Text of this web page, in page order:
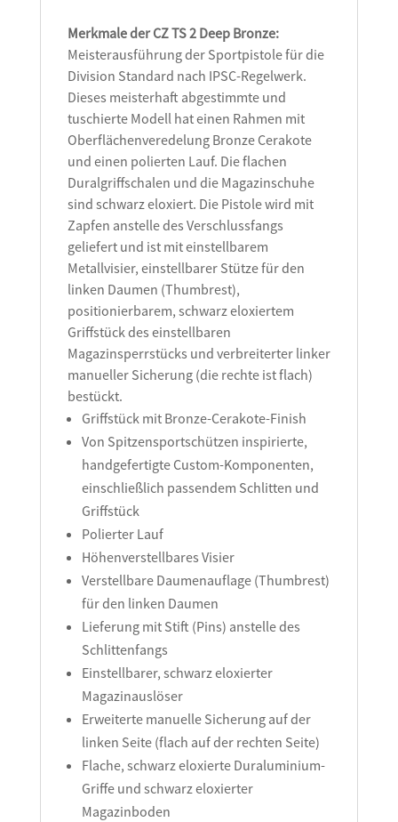
Merkmale der CZ TS 2 Deep Bronze:
Meisterausführung der Sportpistole für die
Division Standard nach IPSC-Regelwerk.
Dieses meisterhaft abgestimmte und
tuschierte Modell hat einen Rahmen mit
Oberflächenveredelung Bronze Cerakote
und einen polierten Lauf. Die flachen
Duralgriffschalen und die Magazinschuhe
sind schwarz eloxiert. Die Pistole wird mit
Zapfen anstelle des Verschlussfangs
geliefert und ist mit einstellbarem
Metallvisier, einstellbarer Stütze für den
linken Daumen (Thumbrest),
positionierbarem, schwarz eloxiertem
Griffstück des einstellbaren
Magazinsperrstücks und verbreiterter linker
manueller Sicherung (die rechte ist flach)
bestückt.
Griffstück mit Bronze-Cerakote-Finish
Von Spitzensportschützen inspirierte,
handgefertigte Custom-Komponenten,
einschließlich passendem Schlitten und
Griffstück
Polierter Lauf
Höhenverstellbares Visier
Verstellbare Daumenauflage (Thumbrest)
für den linken Daumen
Lieferung mit Stift (Pins) anstelle des
Schlittenfangs
Einstellbarer, schwarz eloxierter
Magazinauslöser
Erweiterte manuelle Sicherung auf der
linken Seite (flach auf der rechten Seite)
Flache, schwarz eloxierte Duraluminium-
Griffe und schwarz eloxierter
Magazinboden